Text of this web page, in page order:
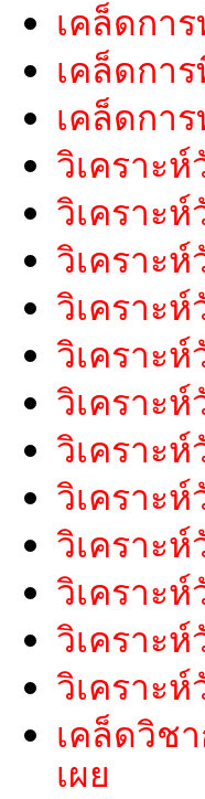
เคล็ดกา
เคล็ดกา
เคล็ดกา
วิเคราะ
วิเคราะห์
วิเคราะห์
วิเคราะห์
วิเคราะห์
วิเคราะ
วิเคราะห์
วิเคราะห์
วิเคราะ
วิเคราะ
วิเคราะ
วิเคราะ
เคล็ดวิช
เผย